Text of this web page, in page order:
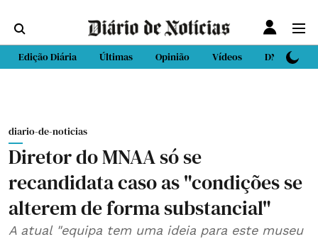
Edição Diária Últimas Opinião Vídeos DN Sport
diario-de-noticias
Diretor do MNAA só se
recandidata caso as "condições se
alterem de forma substancial"
A atual "equipa tem uma ideia para este museu